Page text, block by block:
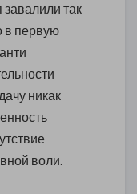
завалили так
в первую
никак
воли.